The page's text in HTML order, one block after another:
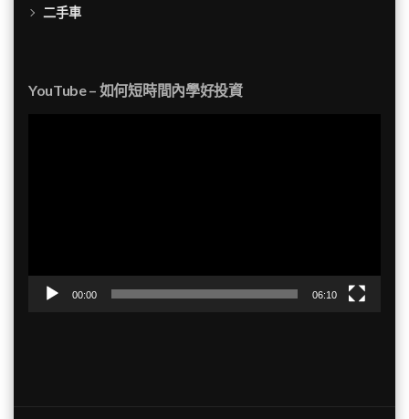
二手車
YouTube – 如何短時間內學好投資
00:00 06:10